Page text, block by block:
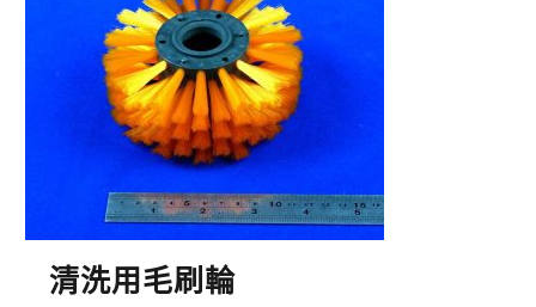
清洗用毛刷輪